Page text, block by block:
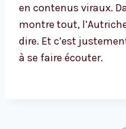
en contenus viraux.
montre tout,
dire. Et c’est
à se faire écouter.